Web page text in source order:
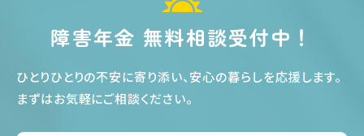
障害年金 無料相談受付中！
ひとりひとりの不安に寄り添い、安心の暮らしを応援します。
まずはお気軽にご相談ください。